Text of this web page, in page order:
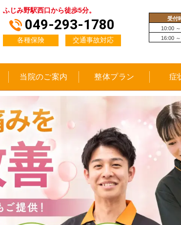
ふじみ野駅西口から徒歩5分。
049-293-1780
各種保険 交通事故対応
受付
10:00
16:00
当院のご案内 整体プラン 症